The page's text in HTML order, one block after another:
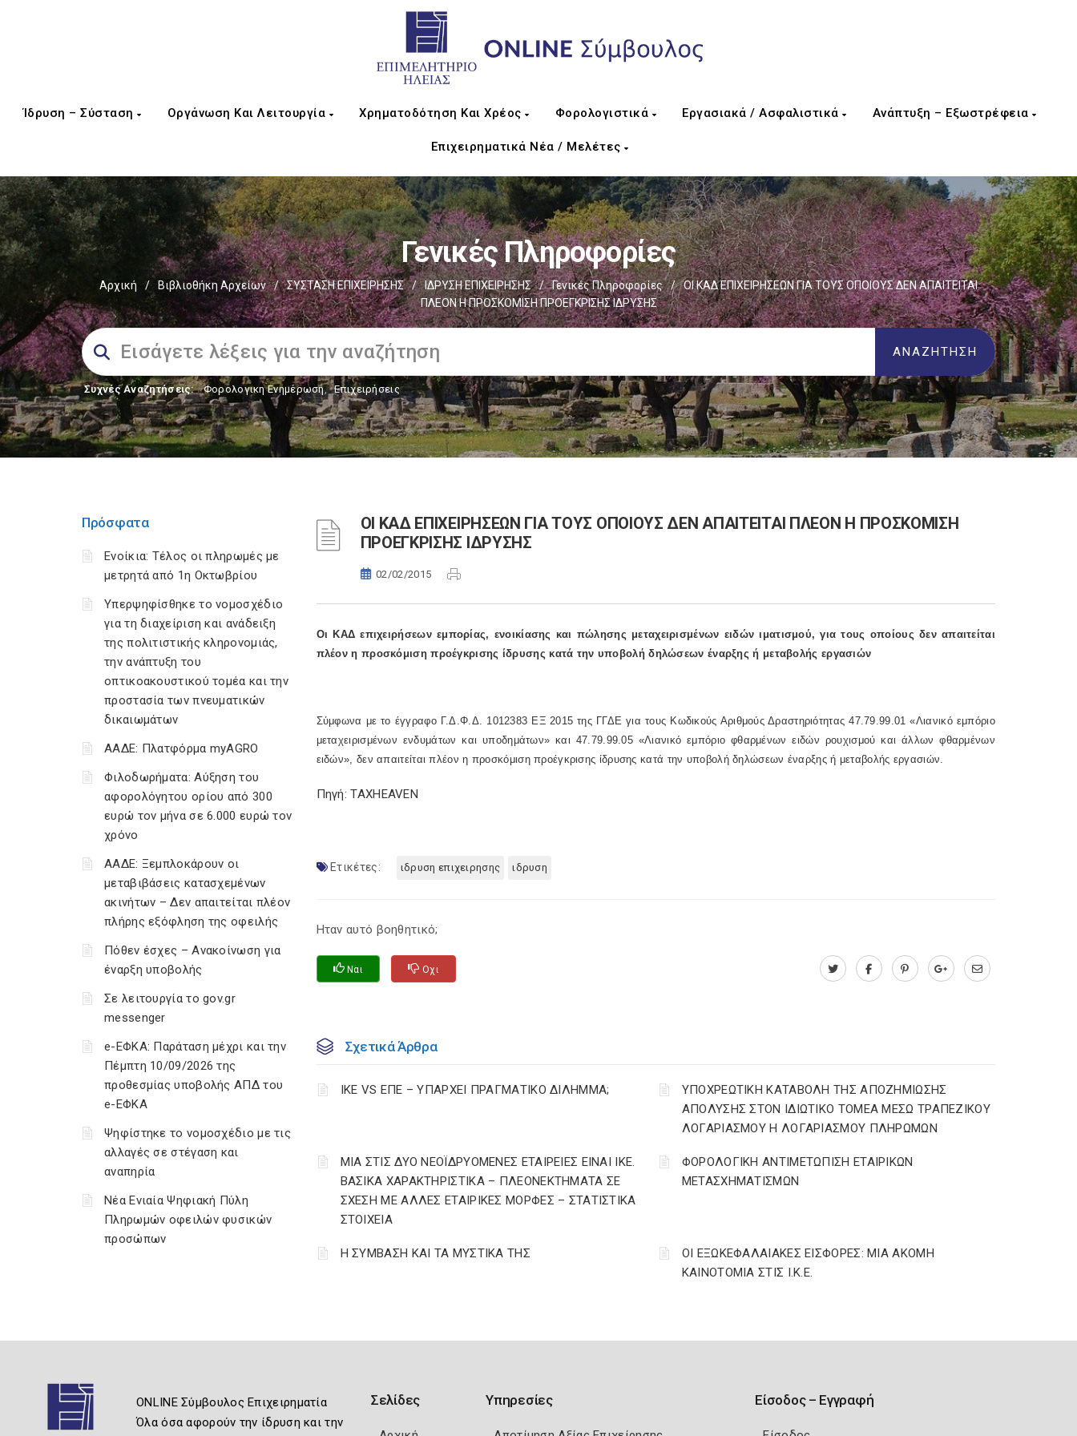
Ίδρυση – Σύσταση Οργάνωση Και Λειτουργία Χρηματοδότηση Και Χρέος Φορολογιστικά Εργασιακά / Ασφαλιστικά Ανάπτυξη – Εξωστρέφεια
Επιχειρηματικά Νέα / Μελέτες
Γενικές Πληροφορίες
Αρχική / Βιβλιοθήκη Αρχείων / ΣΥΣΤΑΣΗ ΕΠΙΧΕΙΡΗΣΗΣ / ΙΔΡΥΣΗ ΕΠΙΧΕΙΡΗΣΗΣ / Γενικές Πληροφορίες /
ΟΙ ΚΑΔ ΕΠΙΧΕΙΡΗΣΕΩΝ ΓΙΑ ΤΟΥΣ ΟΠΟΙΟΥΣ ΔΕΝ ΑΠΑΙΤΕΙΤΑΙ
ΠΛΕΟΝ Η ΠΡΟΣΚΟΜΙΣΗ ΠΡΟΕΓΚΡΙΣΗΣ ΙΔΡΥΣΗΣ
Συχνές Αναζητήσεις: Φορολογικη Ενημέρωση, Επιχειρήσεις
Πρόσφατα
Ενοίκια: Τέλος οι πληρωμές με
μετρητά από 1η Οκτωβρίου
Υπερψηφίσθηκε το νομοσχέδιο
για τη διαχείριση και ανάδειξη
της πολιτιστικής κληρονομιάς,
την ανάπτυξη του
οπτικοακουστικού τομέα και την
προστασία των πνευματικών
δικαιωμάτων
ΑΑΔΕ: Πλατφόρμα myAGRO
Φιλοδωρήματα: Αύξηση του
αφορολόγητου ορίου από 300
ευρώ τον μήνα σε 6.000 ευρώ τον
χρόνο
ΑΑΔΕ: Ξεμπλοκάρουν οι
μεταβιβάσεις κατασχεμένων
ακινήτων – Δεν απαιτείται πλέον
πλήρης εξόφληση της οφειλής
Πόθεν έσχες – Ανακοίνωση για
έναρξη υποβολής
Σε λειτουργία το gov.gr
messenger
e-ΕΦΚΑ: Παράταση μέχρι και την
Πέμπτη 10/09/2026 της
προθεσμίας υποβολής ΑΠΔ του
e-ΕΦΚΑ
Ψηφίστηκε το νομοσχέδιο με τις
αλλαγές σε στέγαση και
αναπηρία
Νέα Ενιαία Ψηφιακή Πύλη
Πληρωμών οφειλών φυσικών
προσώπων
ΟΙ ΚΑΔ ΕΠΙΧΕΙΡΗΣΕΩΝ ΓΙΑ ΤΟΥΣ ΟΠΟΙΟΥΣ ΔΕΝ ΑΠΑΙΤΕΙΤΑΙ ΠΛΕΟΝ Η ΠΡΟΣΚΟΜΙΣΗ
ΠΡΟΕΓΚΡΙΣΗΣ ΙΔΡΥΣΗΣ
02/02/2015
Οι ΚΑΔ επιχειρήσεων εμπορίας, ενοικίασης και πώλησης μεταχειρισμένων ειδών ιματισμού, για τους οποίους δεν απαιτείται
πλέον η προσκόμιση προέγκρισης ίδρυσης κατά την υποβολή δηλώσεων έναρξης ή μεταβολής εργασιών
Σύμφωνα με το έγγραφο Γ.Δ.Φ.Δ. 1012383 ΕΞ 2015 της ΓΓΔΕ για τους Κωδικούς Αριθμούς Δραστηριότητας 47.79.99.01 «Λιανικό εμπόριο
μεταχειρισμένων ενδυμάτων και υποδημάτων» και 47.79.99.05 «Λιανικό εμπόριο φθαρμένων ειδών ρουχισμού και άλλων φθαρμένων
ειδών», δεν απαιτείται πλέον η προσκόμιση προέγκρισης ίδρυσης κατά την υποβολή δηλώσεων έναρξης ή μεταβολής εργασιών.
Πηγή: TAXHEAVEN
Ετικέτες: ιδρυση επιχειρησης ιδρυση
Ηταν αυτό βοηθητικό;
Ναι Οχι
Σχετικά Άρθρα
ΙΚΕ VS ΕΠΕ – ΥΠΑΡΧΕΙ ΠΡΑΓΜΑΤΙΚΟ ΔΙΛΗΜΜΑ;
YΠΟΧΡΕΩΤΙΚΗ ΚΑΤΑΒΟΛΗ ΤΗΣ ΑΠΟΖΗΜΙΩΣΗΣ
ΑΠΟΛΥΣΗΣ ΣΤΟΝ ΙΔΙΩΤΙΚΟ ΤΟΜΕΑ ΜΕΣΩ ΤΡΑΠΕΖΙΚΟΥ
ΛΟΓΑΡΙΑΣΜΟΥ Η ΛΟΓΑΡΙΑΣΜΟΥ ΠΛΗΡΩΜΩΝ
ΜΙΑ ΣΤΙΣ ΔΥΟ ΝΕΟΪΔΡΥΟΜΕΝΕΣ ΕΤΑΙΡΕΙΕΣ ΕΙΝΑΙ ΙΚΕ.
ΒΑΣΙΚΑ ΧΑΡΑΚΤΗΡΙΣΤΙΚΑ – ΠΛΕΟΝΕΚΤΗΜΑΤΑ ΣΕ
ΣΧΕΣΗ ΜΕ ΑΛΛΕΣ ΕΤΑΙΡΙΚΕΣ ΜΟΡΦΕΣ – ΣΤΑΤΙΣΤΙΚΑ
ΣΤΟΙΧΕΙΑ
ΦΟΡΟΛΟΓΙΚΗ ΑΝΤΙΜΕΤΩΠΙΣΗ ΕΤΑΙΡΙΚΩΝ
ΜΕΤΑΣΧΗΜΑΤΙΣΜΩΝ
Η ΣΥΜΒΑΣΗ ΚΑΙ ΤΑ ΜΥΣΤΙΚΑ ΤΗΣ
ΟΙ ΕΞΩΚΕΦΑΛΑΙΑΚΕΣ ΕΙΣΦΟΡΕΣ: ΜΙΑ ΑΚΟΜΗ
ΚΑΙΝΟΤΟΜΙΑ ΣΤΙΣ Ι.Κ.Ε.
ONLINE Σύμβουλος Επιχειρηματία
Όλα όσα αφορούν την ίδρυση και την
Σελίδες Υπηρεσίες Είσοδος – Εγγραφή